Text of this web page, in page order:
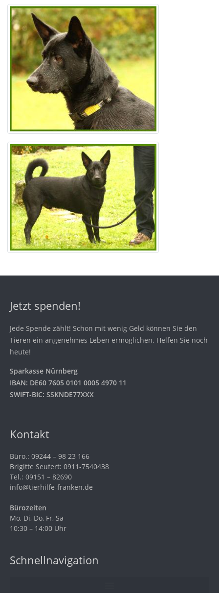
Jetzt spenden!
Jede Spende zählt! Schon mit wenig Geld können Sie den
Tieren ein angenehmes Leben ermöglichen. Helfen Sie noch
heute!
Sparkasse Nürnberg
IBAN: DE60 7605 0101 0005 4970 11
SWIFT-BIC: SSKNDE77XXX
Kontakt
Büro.: 09244 – 98 23 166
Brigitte Seufert: 0911-7540438
Tel.: 09151 – 82690
info@tierhilfe-franken.de
Bürozeiten
Mo, Di, Do, Fr, Sa
10:30 – 14:00 Uhr
Schnellnavigation